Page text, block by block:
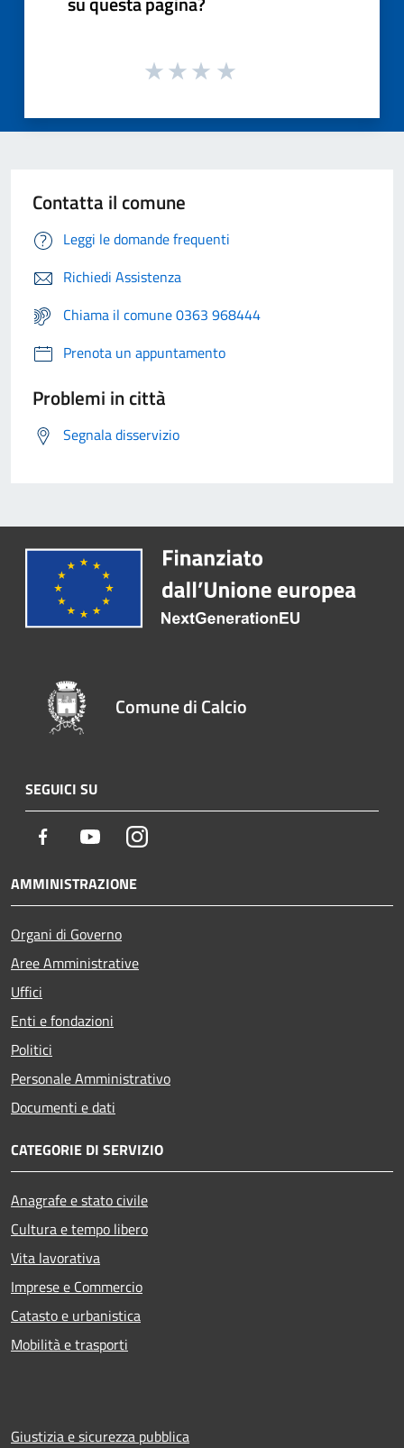
Contatta il comune
Leggi le domande frequenti
Richiedi Assistenza
Chiama il comune 0363 968444
Prenota un appuntamento
Problemi in città
Segnala disservizio
Comune di Calcio
SEGUICI SU
Facebook YoutubeInstagram
AMMINISTRAZIONE
Organi di Governo
Aree Amministrative
Uffici
Enti e fondazioni
Politici
Personale Amministrativo
Documenti e dati
CATEGORIE DI SERVIZIO
Anagrafe e stato civile
Cultura e tempo libero
Vita lavorativa
Imprese e Commercio
Catasto e urbanistica
Mobilità e trasporti
Giustizia e sicurezza pubblica